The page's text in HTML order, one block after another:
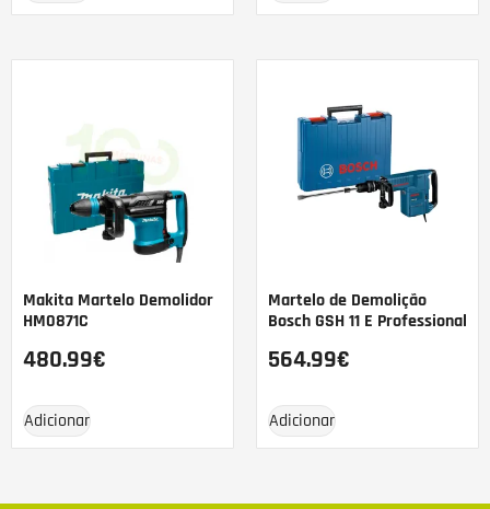
Makita Martelo Demolidor
HM0871C
480.99€
Adicionar
Martelo de Demolição
Bosch GSH 11 E Professional
564.99€
Adicionar